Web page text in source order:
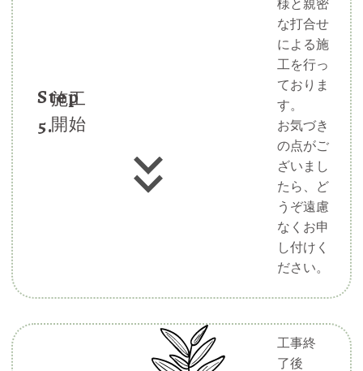
Step
5.
施工
開始
様と親密
な打合せ
による施
工を行っ
ておりま
す。
お気づき
の点がご
ざいまし
たら、ど
うぞ遠慮
なくお申
し付けく
ださい。
工事終
了後